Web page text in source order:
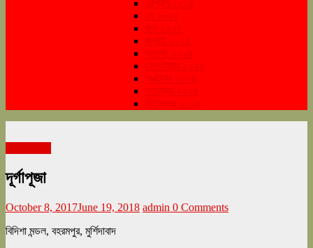
এপ্রিল ২০২৪
মে ২০২৪
জুন ২০২৪
জুলাই ২০২৪
আগস্ট ২০২৪
সেপ্টেম্বর ২০২৪
অক্টোবর ২০২৪
নভেম্বর ২০২৪
ডিসেম্বর ২০২৪
দূর্গাপূজা
October 8, 2017June 19, 2018 admin 0 Comments
বিদিশা মন্ডল, বহরমপুর, মুর্শিদাবাদ